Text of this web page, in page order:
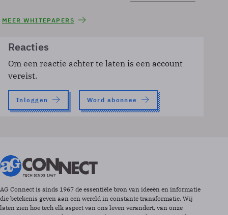
MEER WHITEPAPERS
Reacties
Om een reactie achter te laten is een account
vereist.
Inloggen Word abonnee
AG Connect is sinds 1967 de essentiële bron van ideeën en informatie
die betekenis geven aan een wereld in constante transformatie. Wij
laten zien hoe tech elk aspect van ons leven verandert, van onze